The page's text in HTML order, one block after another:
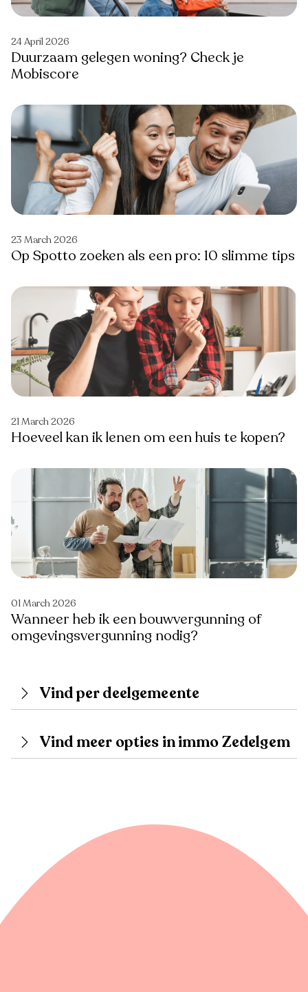
24 April 2026
Duurzaam gelegen woning? Check je
Mobiscore
23 March 2026
Op Spotto zoeken als een pro: 10 slimme tips
21 March 2026
Hoeveel kan ik lenen om een huis te kopen?
01 March 2026
Wanneer heb ik een bouwvergunning of
omgevingsvergunning nodig?
Vind per deelgemeente
Vind meer opties in immo Zedelgem